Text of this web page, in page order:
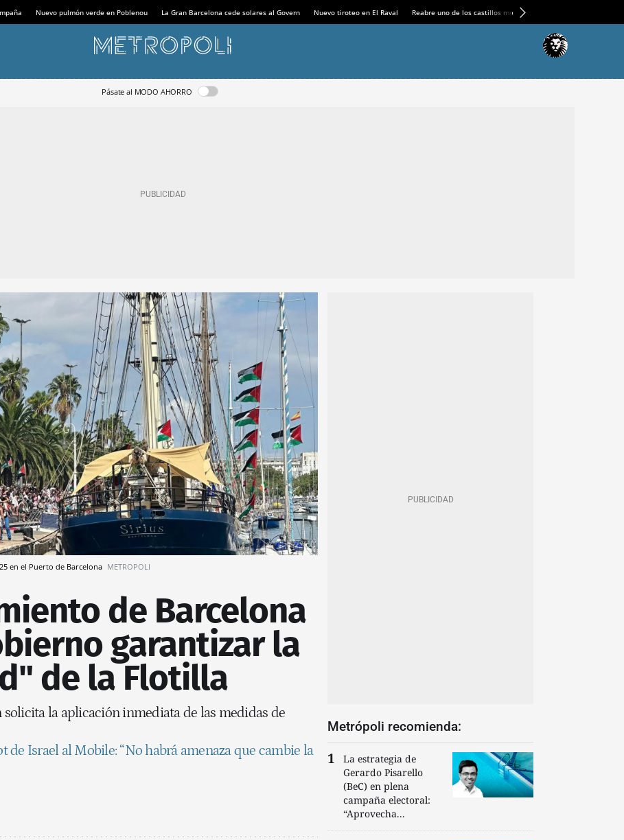
Nuevo pulmón verde en Poblenou La Gran Barcelona cede solares al Govern Nuevo tiroteo en El Raval Reabre uno de los castillos medievales más espectaculares
Pásate al MODO AHORRO
en el Puerto de Barcelona METROPOLI
de Barcelona
garantizar la
de la Flotilla
la aplicación inmediata de las medidas de
de Israel al Mobile: “No habrá amenaza que cambie la
Metrópoli recomienda:
La estrategia de
Gerardo Pisarello
(BeC) en plena
campaña electoral:
“Aprovecha...